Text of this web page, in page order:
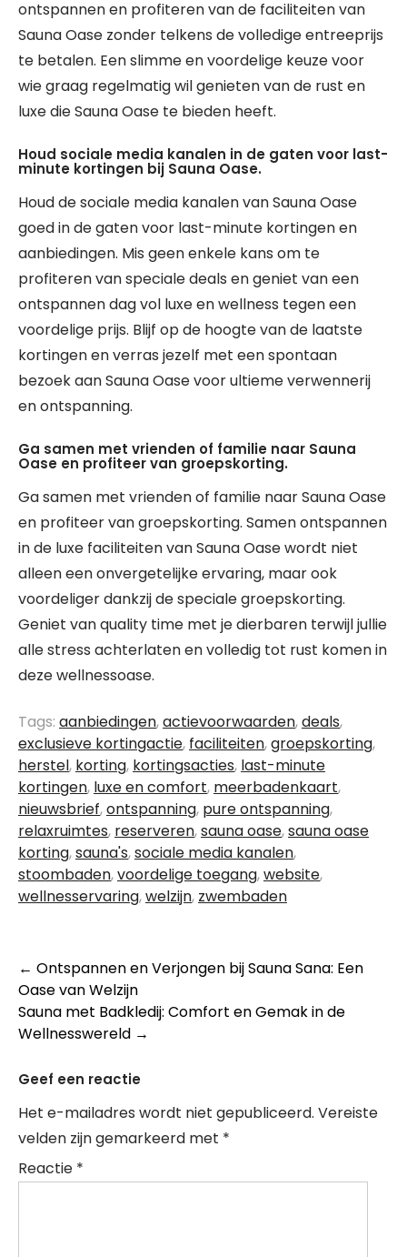
ontspannen en profiteren van de faciliteiten van
Sauna Oase zonder telkens de volledige entreeprijs
te betalen. Een slimme en voordelige keuze voor
wie graag regelmatig wil genieten van de rust en
luxe die Sauna Oase te bieden heeft.
Houd sociale media kanalen in de gaten voor last-
minute kortingen bij Sauna Oase.
Houd de sociale media kanalen van Sauna Oase
goed in de gaten voor last-minute kortingen en
aanbiedingen. Mis geen enkele kans om te
profiteren van speciale deals en geniet van een
ontspannen dag vol luxe en wellness tegen een
voordelige prijs. Blijf op de hoogte van de laatste
kortingen en verras jezelf met een spontaan
bezoek aan Sauna Oase voor ultieme verwennerij
en ontspanning.
Ga samen met vrienden of familie naar Sauna
Oase en profiteer van groepskorting.
Ga samen met vrienden of familie naar Sauna Oase
en profiteer van groepskorting. Samen ontspannen
in de luxe faciliteiten van Sauna Oase wordt niet
alleen een onvergetelijke ervaring, maar ook
voordeliger dankzij de speciale groepskorting.
Geniet van quality time met je dierbaren terwijl jullie
alle stress achterlaten en volledig tot rust komen in
deze wellnessoase.
Tags: aanbiedingen,actievoorwaarden,deals,
exclusieve kortingactie, faciliteiten,groepskorting,
herstel, korting, kortingsacties, last-minute
kortingen, luxe en comfort, meerbadenkaart,
nieuwsbrief,ontspanning, pure ontspanning,
relaxruimtes, reserveren,sauna oase,sauna oase
korting,sauna's,sociale media kanalen,
stoombaden,voordelige toegang,website,
wellnesservaring,welzijn, zwembaden
Berichtnavigatie
← Ontspannen en Verjongen bij Sauna Sana: Een
Oase van Welzijn
Sauna met Badkledij: Comfort en Gemak in de
Wellnesswereld →
Geef een reactie
Het e-mailadres wordt niet gepubliceerd. Vereiste
velden zijn gemarkeerd met *
Reactie *